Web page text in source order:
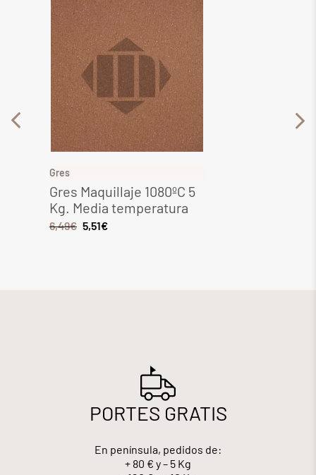
Gres
Gres Maquillaje 1080ºC 5
Kg. Media temperatura
6,49€ 5,51€
PORTES GRATIS
En península, pedidos de:
+ 80 € y – 5 Kg